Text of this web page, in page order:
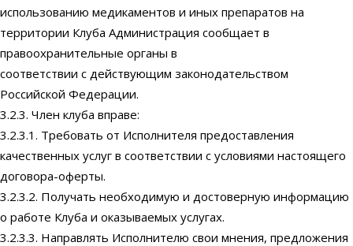
использованию медикаментов и иных препаратов на
территории Клуба Администрация сообщает в
правоохранительные органы в
соответствии с действующим законодательством
Российской Федерации.
3.2.3. Член клуба вправе:
3.2.3.1. Требовать от Исполнителя предоставления
качественных услуг в соответствии с условиями настоящего
договора-оферты.
3.2.3.2. Получать необходимую и достоверную информацию
о работе Клуба и оказываемых услугах.
3.2.3.3. Направлять Исполнителю свои мнения, предложения